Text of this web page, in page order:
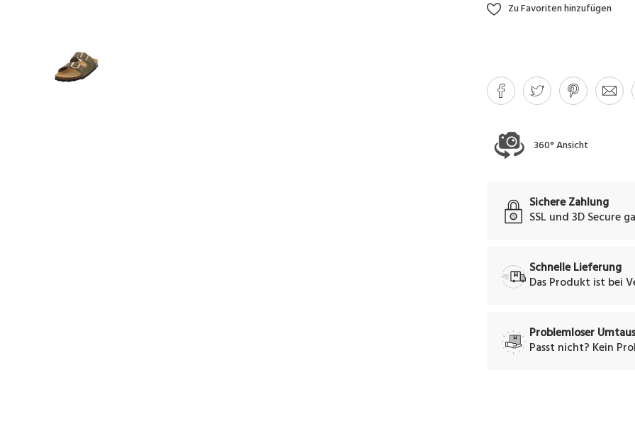
Zu Favoriten hinzufügen
360° Ansicht
Sichere Zahlung
SSL und 3D Secure
Schnelle Lieferung
Das Produkt ist bei
Problemloser
Passt nicht? Kein